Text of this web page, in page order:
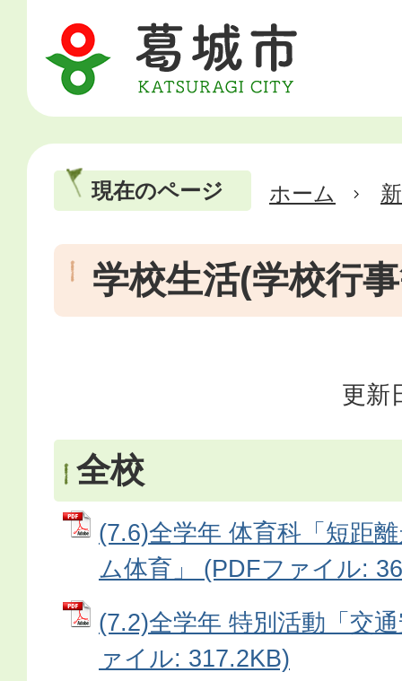
現在のページ ホーム
学校生活(学校行
更新
全校
(7.6)全学年 体育科「短距
ム体育」 (PDFファイル:
(7.2)全学年 特別活動「交
ァイル: 317.2KB)